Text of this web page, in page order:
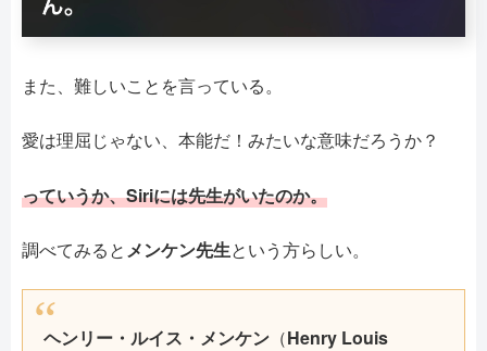
また、難しいことを言っている。
愛は理屈じゃない、本能だ！みたいな意味だろうか？
っていうか、Siriには先生がいたのか。
調べてみるとメンケン先生という方らしい。
ヘンリー・ルイス・メンケン （Henry Louis